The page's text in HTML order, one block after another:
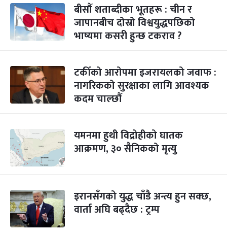
बीसौँ शताब्दीका भूतहरू : चीन र
जापानबीच दोस्रो विश्वयुद्धपछिको
भाष्यमा कसरी हुन्छ टकराव ?
टर्कीको आरोपमा इजरायलको जवाफ :
नागरिकको सुरक्षाका लागि आवश्यक
कदम चाल्छौं
यमनमा हुथी विद्रोहीको घातक
आक्रमण, ३० सैनिकको मृत्यु
इरानसँगको युद्ध चाँडै अन्त्य हुन सक्छ,
वार्ता अघि बढ्दैछ : ट्रम्प